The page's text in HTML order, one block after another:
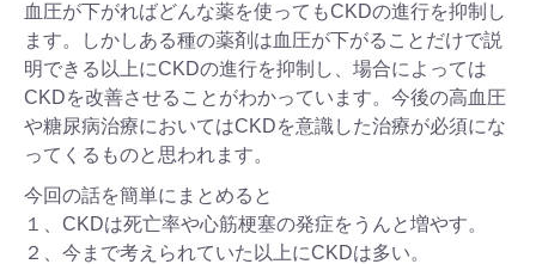
血圧が下がればどんな薬を使ってもCKDの進行を抑制し
ます。しかしある種の薬剤は血圧が下がることだけで説
明できる以上にCKDの進行を抑制し、場合によっては
CKDを改善させることがわかっています。今後の高血圧
や糖尿病治療においてはCKDを意識した治療が必須にな
ってくるものと思われます。
今回の話を簡単にまとめると
１、CKDは死亡率や心筋梗塞の発症をうんと増やす。
２、今まで考えられていた以上にCKDは多い。